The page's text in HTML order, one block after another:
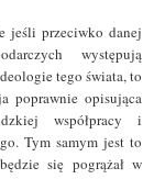
jeśli przeciwko danej
występują
tego świata, to
poprawnie opisująca
współpracy i
Tym samym jest to
się pogrążał w